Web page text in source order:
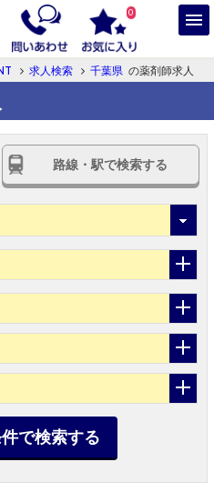
0
求人検索 千葉県 の薬剤師求人
路線・駅で検索する
で検索する